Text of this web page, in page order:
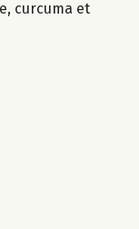
curcuma et